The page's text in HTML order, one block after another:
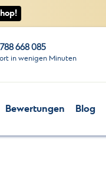
668 085
in wenigen Minuten
Bewertungen Blog